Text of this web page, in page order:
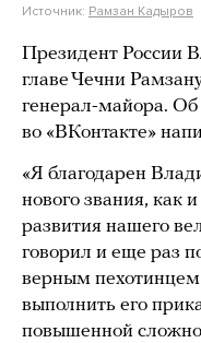
Источник: Рамзан Кадыров
Президент России
главе Чечни
генерал-майора. Об
во «ВКонтакте»
«Я благодарен
нового звания, как
развития нашего
говорил и еще раз
верным пехотинцем
выполнить его
повышенной